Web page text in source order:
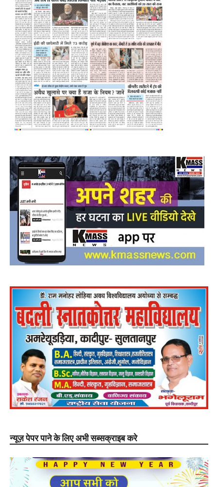
न्यूज़ पेपर पाने के लिए अभी सब्सक्राइब करे